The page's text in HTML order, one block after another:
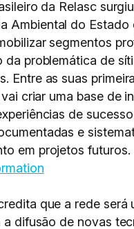
da Relasc
Ambiental do Estado
segmentos
da problemática de
Entre as suas
criar uma base de
de
e
em projetos futuros.
que a rede será
a difusão de novas